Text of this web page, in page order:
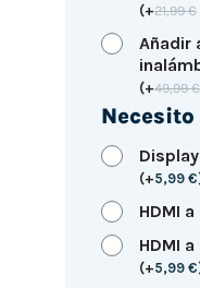
(+21,99€
Añadir
(+49,99€
(+5,99 €
HDMI a
HDMI
(+5,99 €